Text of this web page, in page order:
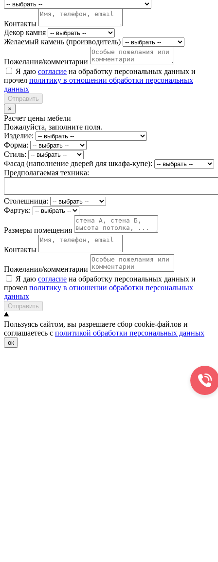
Контакты
Декор камня
Желаемый камень (производитель)
Пожелания/комментарии
Я даю согласие на обработку персональных данных и
прочел политику в отношении обработки персональных
данных
Отправить
×
Расчет цены мебели
Пожалуйста, заполните поля.
Изделие:
Форма:
Стиль:
Фасад (наполнение дверей для шкафа-купе):
Предполагаемая техника:
Столешница:
Фартук:
Размеры помещения
Контакты
Пожелания/комментарии
Я даю согласие на обработку персональных данных и
прочел политику в отношении обработки персональных
данных
Отправить
Пользуясь сайтом, вы разрешаете сбор cookie-файлов и
соглашаетесь с политикой обработки персональных данных
ок